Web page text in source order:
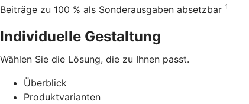
Beiträge zu 100 % als Sonderausgaben absetzbar 1
Individuelle Gestaltung
Wählen Sie die Lösung, die zu Ihnen passt.
Überblick
Produktvarianten